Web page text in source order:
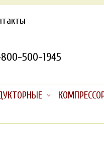
500-1945